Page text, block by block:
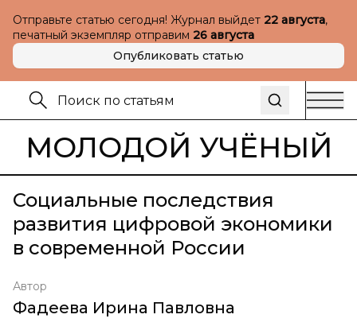
Отправьте статью сегодня! Журнал выйдет 22 августа,
печатный экземпляр отправим 26 августа
Опубликовать статью
МОЛОДОЙ УЧЁНЫЙ
Социальные последствия
развития цифровой экономики
в современной России
Автор
Фадеева Ирина Павловна